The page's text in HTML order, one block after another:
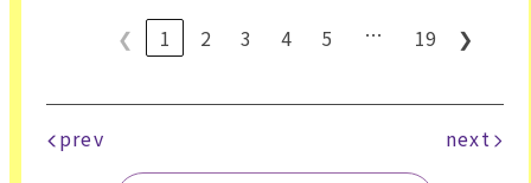
❮
1 2 3 4 5 … 19 ❯
prev next